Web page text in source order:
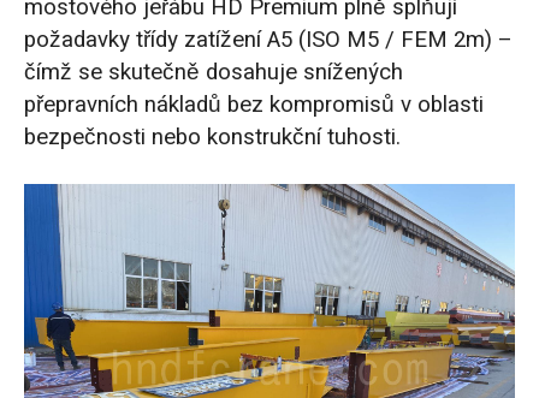
mostového jeřábu HD Premium plně splňují
požadavky třídy zatížení A5 (ISO M5 / FEM 2m) –
čímž se skutečně dosahuje snížených
přepravních nákladů bez kompromisů v oblasti
bezpečnosti nebo konstrukční tuhosti.